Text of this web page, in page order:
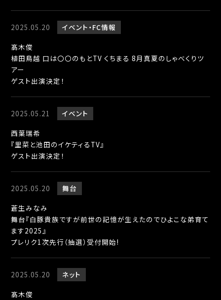
2025.05.20 イベント FC情報
髙木俊
植田鳥越 口は〇〇のもとTV くちまる 8月真夏のしゃべくりツ
アー
ゲスト出演決定！
2025.05.21
イベント
西葉瑞希
『里菜と池田のイケティるTV』
ゲスト出演決定！
2025.05.20
舞台
蒼生みなみ
舞台『白豚貴族ですが前世の記憶が生えたのでひよこな弟育て
ます2025』
プレリク1次先行（抽選）受付開始!
2025.05.20
ネット
髙木俊